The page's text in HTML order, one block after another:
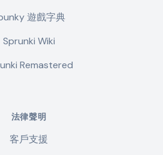
遊戲字典
Sprunki Wiki
Remastered
法律聲明
客戶支援